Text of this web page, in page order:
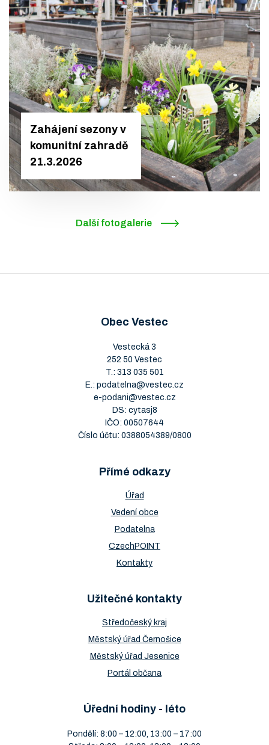
Zahájení sezony v
komunitní zahradě
21.3.2026
Další fotogalerie
Obec Vestec
Vestecká 3
252 50 Vestec
T.: 313 035 501
E.: podatelna@vestec.cz
e-podani@vestec.cz
DS: cytasj8
IČO: 00507644
Číslo účtu: 0388054389/0800
Přímé odkazy
Úřad
Vedení obce
Podatelna
CzechPOINT
Kontakty
Užitečné kontakty
Středočeský kraj
Městský úřad Černošice
Městský úřad Jesenice
Portál občana
Úřední hodiny - léto
Pondělí: 8:00 – 12:00, 13:00 – 17:00